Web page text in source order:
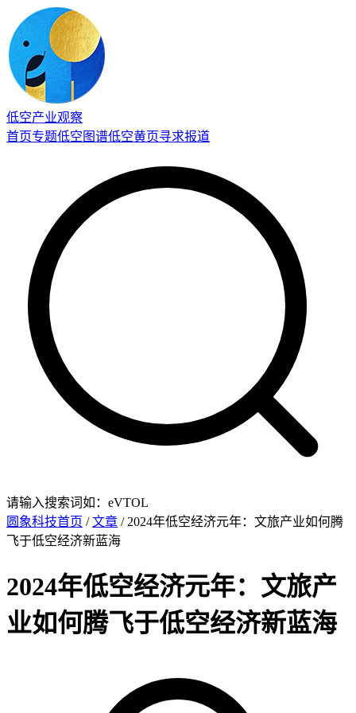
低空产业观察
首页专题低空图谱低空黄页寻求报道
请输入搜索词如：eVTOL
圆象科技首页 /文章 / 2024年低空经济元年：文旅产业如何腾
飞于低空经济新蓝海
2024年低空经济元年：文旅产
业如何腾飞于低空经济新蓝海